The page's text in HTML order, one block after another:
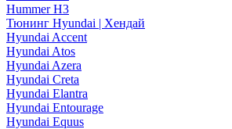
Hummer H3
Тюнинг Hyundai | Хендай
Hyundai Accent
Hyundai Atos
Hyundai Azera
Hyundai Creta
Hyundai Elantra
Hyundai Entourage
Hyundai Equus